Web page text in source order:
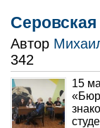
Автор
342
15